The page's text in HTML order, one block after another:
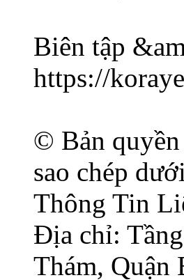
Biên tập
https://
© Bản
sao chép
Thông Tin
Địa chỉ:
Thám, Quận